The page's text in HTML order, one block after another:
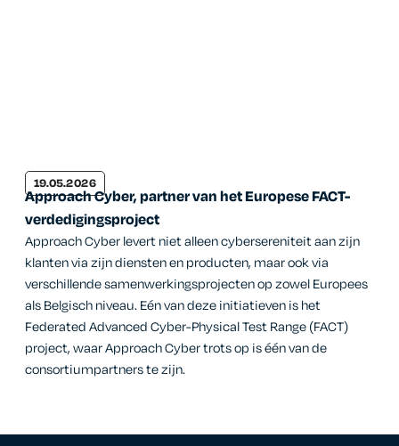
19.05.2026
Approach Cyber, partner van het Europese FACT-
verdedigingsproject
Approach Cyber levert niet alleen cybersereniteit aan zijn
klanten via zijn diensten en producten, maar ook via
verschillende samenwerkingsprojecten op zowel Europees
als Belgisch niveau. Eén van deze initiatieven is het
Federated Advanced Cyber-Physical Test Range (FACT)
project, waar Approach Cyber trots op is één van de
consortiumpartners te zijn.